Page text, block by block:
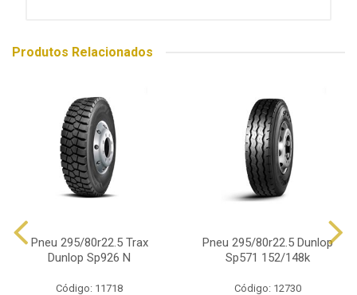
Produtos Relacionados
Pneu 295/80r22.5 Trax
Dunlop Sp926 N
Código: 11718
Pneu 295/80r22.5 Dunlop
Sp571 152/148k
Código: 12730